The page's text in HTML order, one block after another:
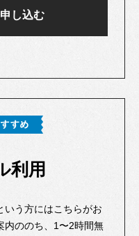
し込む
利用
いう方にはこちらがお
内ののち、1〜2時間無